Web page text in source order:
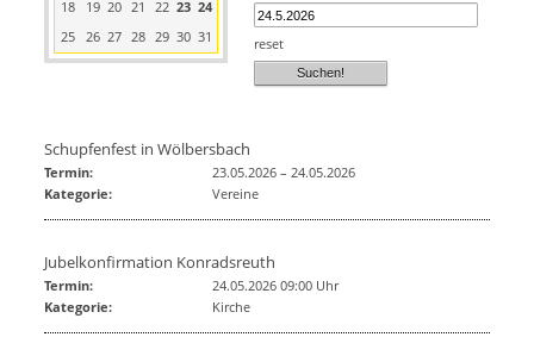
18
19 20 21 22 23 24
25
26 27 28 29 30 31 reset
Schupfenfest in Wölbersbach
Termin: 23.05.2026– 24.05.2026
Kategorie:
Vereine
Jubelkonfirmation Konradsreuth
Termin:
24.05.2026 09:00 Uhr
Kategorie:
Kirche